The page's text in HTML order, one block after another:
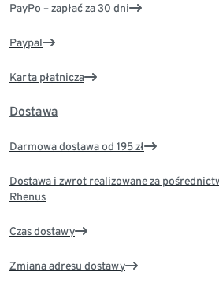
PayPo – zapłać za 30 dni
Paypal
Karta płatnicza
Dostawa
Darmowa dostawa od 195 zł
Dostawa i zwrot realizowane za
Rhenus
Czas dostawy
Zmiana adresu dostawy